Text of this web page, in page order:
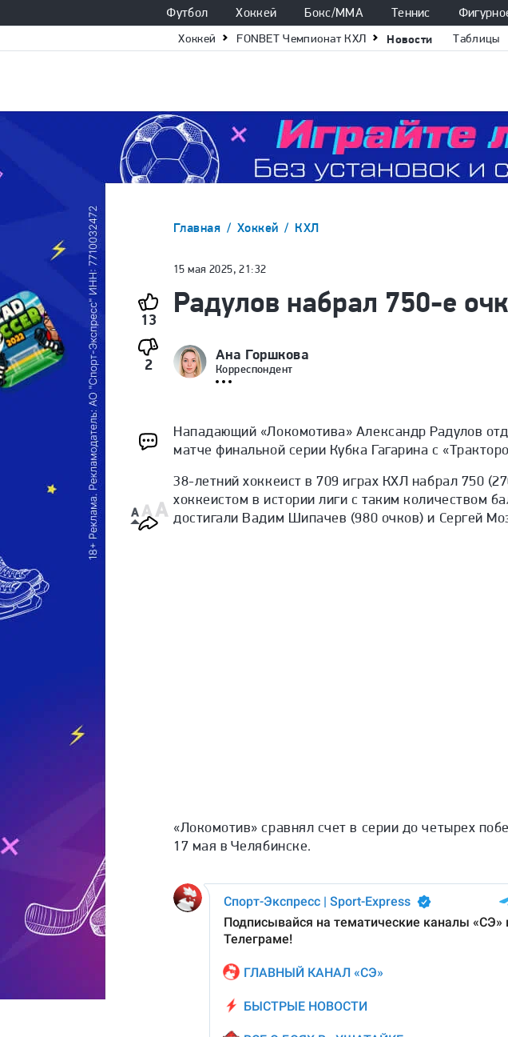
Футбол Хоккей Бокс/ММА Теннис
Хоккей FONBET Чемпионат КХЛ Новости Таблицы
Главная Хоккей КХЛ
13
2
15 мая 2025, 21:32
Радулов набрал 750-е
Ана Горшкова
Корреспондент
Нападающий «Локомотива» Александр Радулов
матче финальной серии Кубка Гагарина с
38-летний хоккеист в 709 играх КХЛ набрал 750
хоккеистом в истории лиги с таким количеством
достигали Вадим Шипачев (980 очков) и Сергей
«Локомотив» сравнял счет в серии до четырех
17 мая в Челябинске.